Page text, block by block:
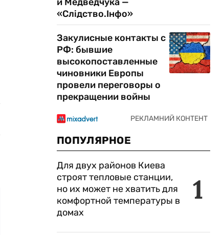
«Слідство.Інфо»
Закулисные контакты с
РФ: бывшие
высокопоставленные
чиновники Европы
провели переговоры о
прекращении войны
ПОПУЛЯРНОЕ
1
Для двух районов Киева
строят тепловые станции,
но их может не хватить для
комфортной температуры в
домах